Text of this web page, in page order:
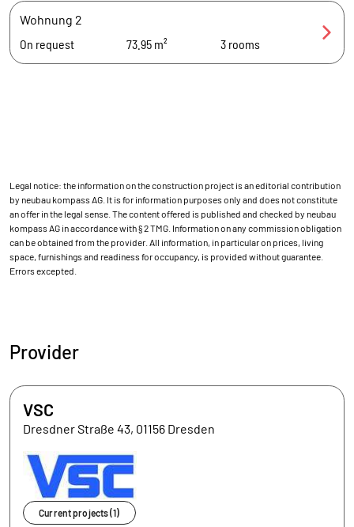
Wohnung 2
On request
73.95 m² 3 rooms
Legal notice: the information on the construction project is an editorial contribution
by neubau kompass AG. It is for information purposes only and does not constitute
an offer in the legal sense. The content offered is published and checked by neubau
kompass AG in accordance with § 2 TMG. Information on any commission obligation
can be obtained from the provider. All information, in particular on prices, living
space, furnishings and readiness for occupancy, is provided without guarantee.
Errors excepted.
Provider
VSC
Dresdner Straße 43, 01156 Dresden
Current projects (1)